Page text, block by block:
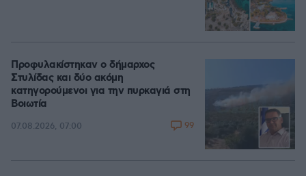
Προφυλακίστηκαν ο δήμαρχος
Στυλίδας και δύο ακόμη
κατηγορούμενοι για την πυρκαγιά στη
Βοιωτία
07.08.2026, 07:00 99